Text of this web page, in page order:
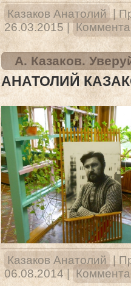
Казаков Анатолий |
26.03.2015 |
А. Казаков.
АНАТОЛИЙ
Казаков Анатолий |
06.08.2014 |